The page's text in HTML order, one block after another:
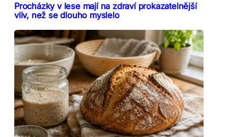
Procházky v lese mají na zdraví prokazatelnější
vliv, než se dlouho myslelo